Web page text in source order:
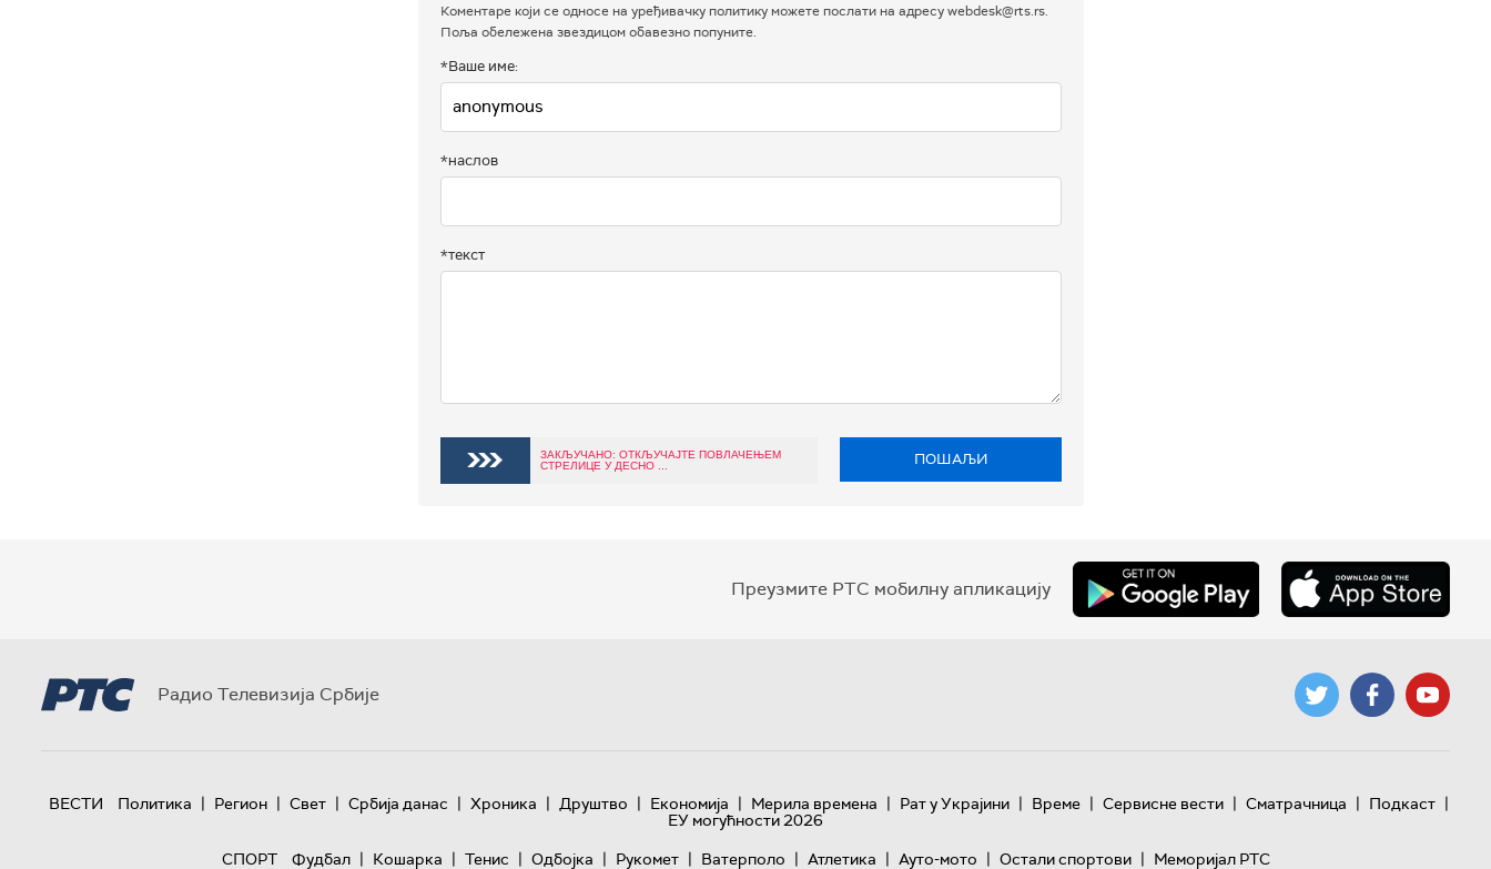
Коментаре који се односе на уређивачку политику можете послати на адресу webdesk@rts.rs.
Поља обележена звездицом обавезно попуните.
*Ваше име:
*наслов
*текст
ЗАКЉУЧАНО: ОТКЉУЧАЈТЕ ПОВЛАЧЕЊЕМ
СТРЕЛИЦЕ У ДЕСНО ...
ПОШАЉИ
Преузмите РТС мобилну апликацију
Радио Телевизија Србије
ВЕСТИ Политика | Регион | Свет | Србија данас | Хроника | Друштво | Економија | Мерила времена | Рат у Украјини | Време | Сервисне вести | Сматрачница | Подкаст |
ЕУ могућности 2026
СПОРТ
Фудбал | Кошарка | Тенис | Одбојка | Рукомет | Ватерполо | Атлетика | Ауто-мото | Остали спортови | Меморијал РТС